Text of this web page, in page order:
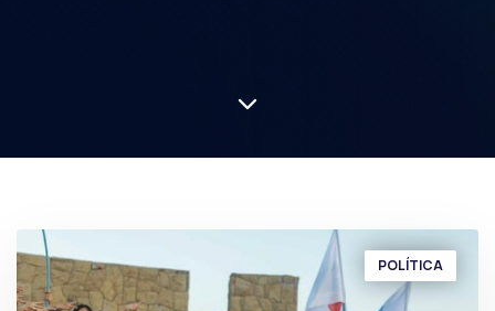
POLÍTICA